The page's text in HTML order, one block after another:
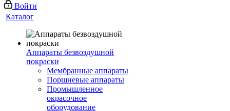
Войти
Каталог
Аппараты безвоздушной
покраски
Мембранные аппараты
Поршневые аппараты
Промышленное
окрасочное
оборудование